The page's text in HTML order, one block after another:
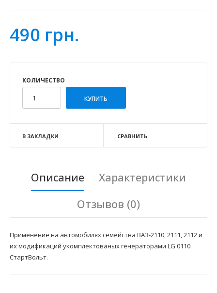
490 грн.
КОЛИЧЕСТВО
В ЗАКЛАДКИ СРАВНИТЬ
Описание
Характеристики
Отзывов (0)
Применение на автомобилях семейства ВАЗ-2110, 2111, 2112 и
их модификаций укомплектованых генераторами LG 0110
СтартВольт.